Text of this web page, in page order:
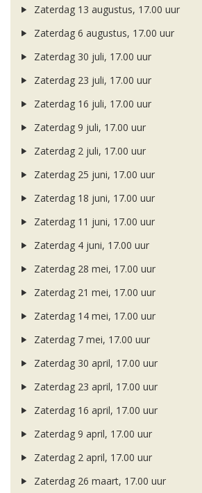
Zaterdag 13 augustus, 17.00 uur
Zaterdag 6 augustus, 17.00 uur
Zaterdag 30 juli, 17.00 uur
Zaterdag 23 juli, 17.00 uur
Zaterdag 16 juli, 17.00 uur
Zaterdag 9 juli, 17.00 uur
Zaterdag 2 juli, 17.00 uur
Zaterdag 25 juni, 17.00 uur
Zaterdag 18 juni, 17.00 uur
Zaterdag 11 juni, 17.00 uur
Zaterdag 4 juni, 17.00 uur
Zaterdag 28 mei, 17.00 uur
Zaterdag 21 mei, 17.00 uur
Zaterdag 14 mei, 17.00 uur
Zaterdag 7 mei, 17.00 uur
Zaterdag 30 april, 17.00 uur
Zaterdag 23 april, 17.00 uur
Zaterdag 16 april, 17.00 uur
Zaterdag 9 april, 17.00 uur
Zaterdag 2 april, 17.00 uur
Zaterdag 26 maart, 17.00 uur